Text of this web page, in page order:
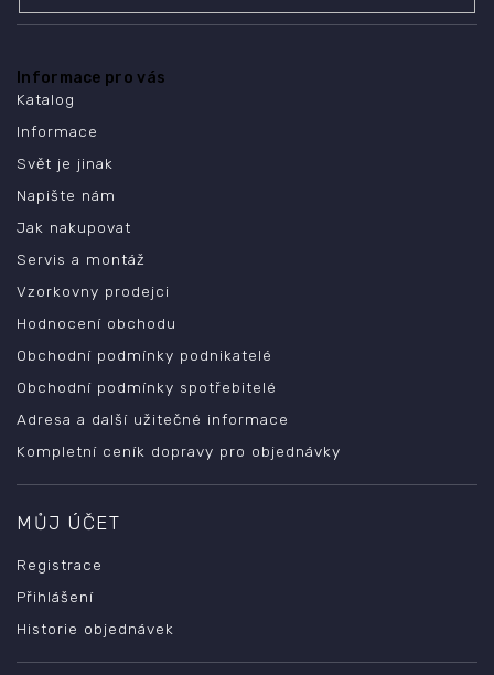
Informace pro vás
Katalog
Informace
Svět je jinak
Napište nám
Jak nakupovat
Servis a montáž
Vzorkovny prodejci
Hodnocení obchodu
Obchodní podmínky podnikatelé
Obchodní podmínky spotřebitelé
Adresa a další užitečné informace
Kompletní ceník dopravy pro objednávky
MŮJ ÚČET
Registrace
Přihlášení
Historie objednávek